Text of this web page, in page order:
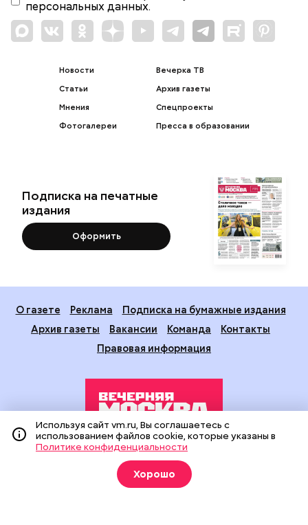
персональных данных.
Новости
Статьи
Мнения
Фотогалереи
Вечерка ТВ
Архив газеты
Спецпроекты
Пресса в образовании
Подписка на печатные
издания
Оформить
О газете Реклама
Подписка на бумажные издания
Архив газеты
Вакансии Команда
Контакты
Правовая информация
Издание создано при финансовой поддержке Департамента
средств массовой информации и рекламы города Москвы.
На сайте применяются рекомендательные технологии
(информационные технологии предоставления информации
Используя сайт vm.ru, Вы соглашаетесь с
использованием файлов cookie, которые указаны в
Политике конфиденциальности
Хорошо